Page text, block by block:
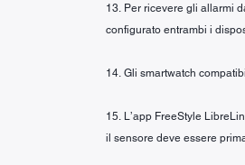
13. Per ricevere gli allarmi
configurato entrambi i
14. Gli smartwatch
15. L’app FreeStyle
il sensore deve essere